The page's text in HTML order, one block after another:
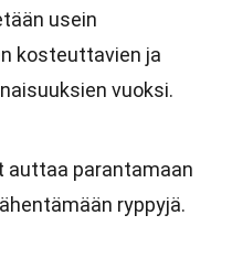
usein
kosteuttavien ja
vuoksi.
auttaa parantamaan
ryppyjä.